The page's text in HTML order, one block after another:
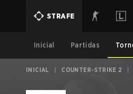
STRAFE
Inicial Partidas
INICIAL COUNTER-STRIKE 2